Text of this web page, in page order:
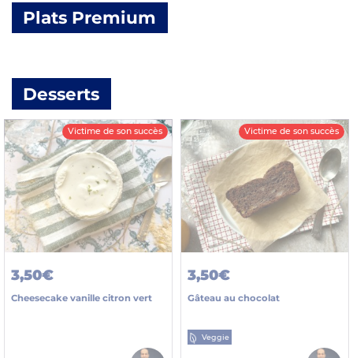
Plats Premium
Desserts
Victime de son succès
3,50€
Cheesecake vanille citron vert
Victime de son succès
3,50€
Gâteau au chocolat
Veggie